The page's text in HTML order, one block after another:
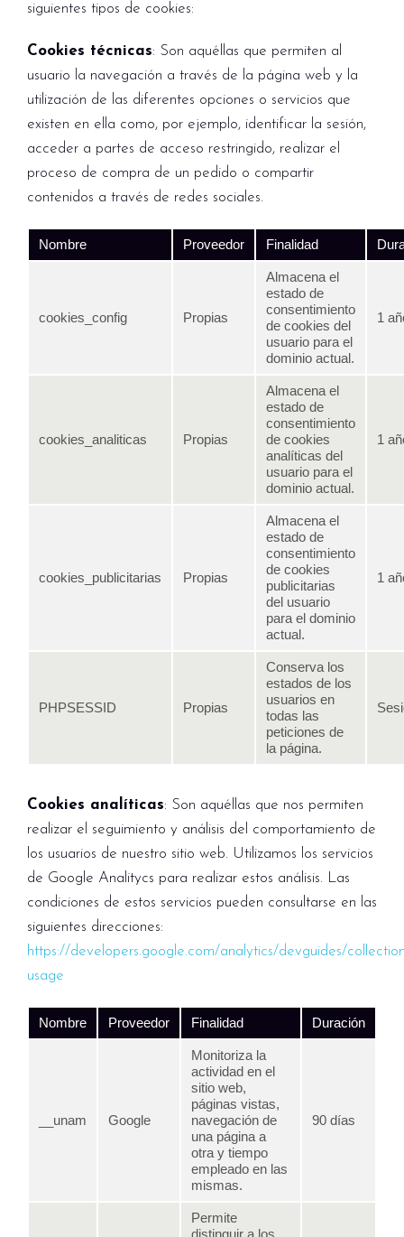
siguientes tipos de cookies:
Cookies técnicas: Son aquéllas que permiten al
usuario la navegación a través de la página web y la
utilización de las diferentes opciones o servicios que
existen en ella como, por ejemplo, identificar la sesión,
acceder a partes de acceso restringido, realizar el
proceso de compra de un pedido o compartir
contenidos a través de redes sociales.
Nombre Proveedor Finalidad
cookies_config Propias
Almacena el
estado de
consentimiento
de cookies del
usuario para el
dominio actual.
1
cookies_analiticas Propias
Almacena el
estado de
consentimiento
de cookies
analíticas del
usuario para el
dominio actual.
1
cookies_publicitarias Propias
Almacena el
estado de
consentimiento
de cookies
publicitarias
del usuario
para el dominio
actual.
1
PHPSESSID Propias
Conserva los
estados de los
usuarios en
todas las
peticiones de
la página.
Cookies analíticas: Son aquéllas que nos permiten
realizar el seguimiento y análisis del comportamiento de
los usuarios de nuestro sitio web. Utilizamos los servicios
de Google Analitycs para realizar estos análisis. Las
condiciones de estos servicios pueden consultarse en las
siguientes direcciones:
https://developers.google.com/analytics/devguides/
usage
Nombre Proveedor Finalidad Duración
__unam Google
Monitoriza la
actividad en el
sitio web,
páginas vistas,
navegación de
una página a
otra y tiempo
empleado en las
mismas.
90 días
Permite
distinguir a los